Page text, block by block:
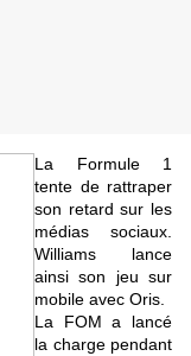
La Formule 1
tente de rattraper
son retard sur les
médias sociaux.
Williams lance
ainsi son jeu sur
mobile avec Oris.
La FOM a lancé
la charge pendant